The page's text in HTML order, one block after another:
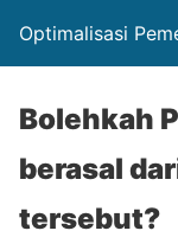
Optimalisasi
Bolehkah
berasal
tersebut?